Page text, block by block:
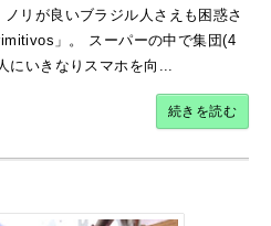
リが良いブラジル人さえも困惑さ
」。 スーパーの中で集団(4
にいきなりスマホを向...
続きを読む